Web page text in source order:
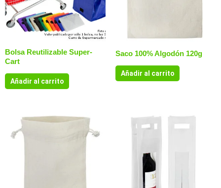
Bolsa Reutilizable Super-
Cart
Añadir al carrito
Saco 100% Algodón 120g
Añadir al carrito